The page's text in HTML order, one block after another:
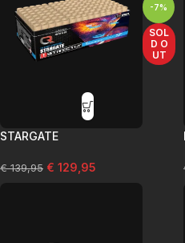
-7%
SOL
D O
UT
STARGATE
€139,95 € 129,95